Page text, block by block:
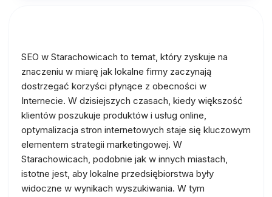
SEO w Starachowicach to temat, który zyskuje na
znaczeniu w miarę jak lokalne firmy zaczynają
dostrzegać korzyści płynące z obecności w
Internecie. W dzisiejszych czasach, kiedy większość
klientów poszukuje produktów i usług online,
optymalizacja stron internetowych staje się kluczowym
elementem strategii marketingowej. W
Starachowicach, podobnie jak w innych miastach,
istotne jest, aby lokalne przedsiębiorstwa były
widoczne w wynikach wyszukiwania. W tym